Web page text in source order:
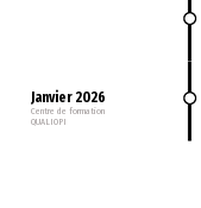
Janvier 2026
Centre de formation
QUALIOPI